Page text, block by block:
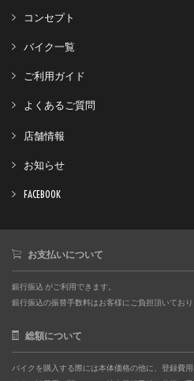
コンセプト
バイク一覧
ご利用ガイド
よくあるご質問
店舗情報
お知らせ
FACEBOOK
お支払いについて
銀行振込 がご利用できます。
銀行振込の振替手数料はお客様にご負担頂いており
総額について
バイクを購入する際には本体価格の他に、登録費